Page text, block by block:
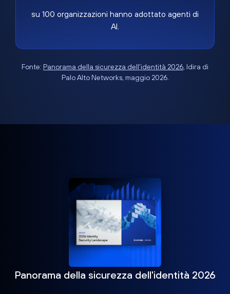
su 100 organizzazioni hanno adottato agenti di
AI.
Fonte: Panorama della sicurezza dell'identità 2026, Idira di
Palo Alto Networks, maggio 2026.
Panorama della sicurezza dell'identità 2026